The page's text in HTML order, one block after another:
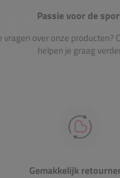
Passie voor de
vragen over onze producten?
helpen je graag
Gemakkelijk